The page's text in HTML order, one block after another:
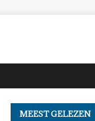
MEEST GELEZEN